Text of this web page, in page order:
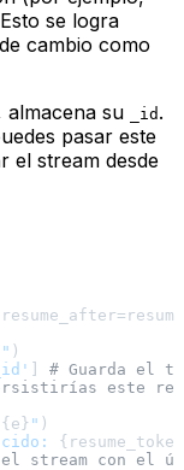
se logra
cambio como
almacena su
_id .
pasar este
el stream desde
" )
# Guarda el
este
{e} " )
stream con el